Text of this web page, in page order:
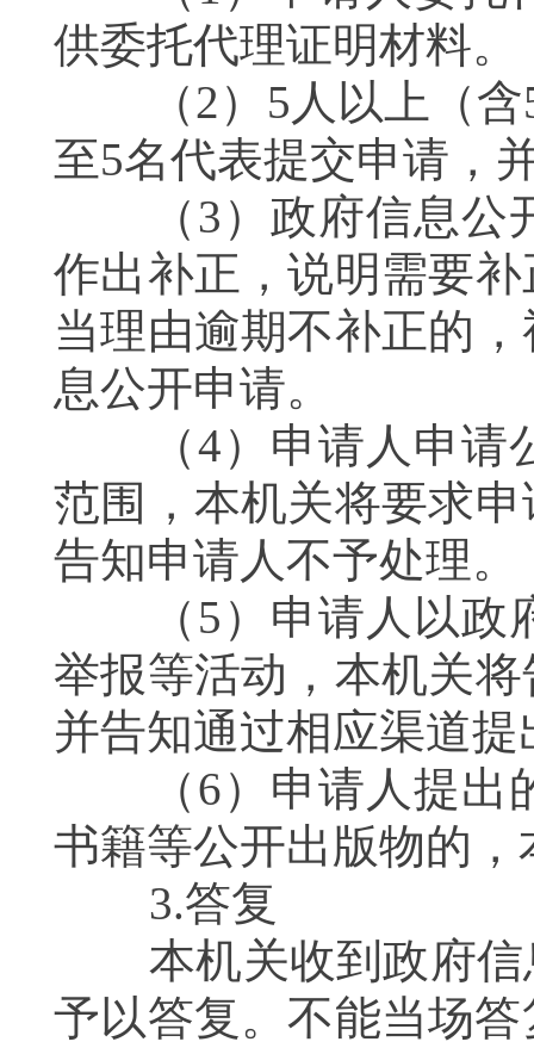
供委托代理证明材料。
（2）5人以上（含5
至5名代表提交申请，
（3）政府信息公开
作出补正，说明需要
当理由逾期不补正的
息公开申请。
（4）申请人申请公
范围，本机关将要求
告知申请人不予处理。
（5）申请人以政府
举报等活动，本机关
并告知通过相应渠道提
（6）申请人提出的
书籍等公开出版物的
3.答复
本机关收到政府信
予以答复。不能当场